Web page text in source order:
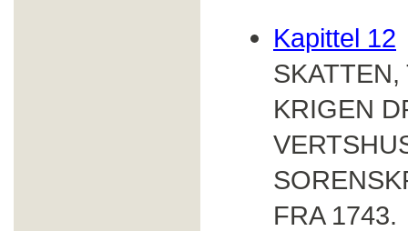
Kapittel 12
KRIGEN
FRA 1743.